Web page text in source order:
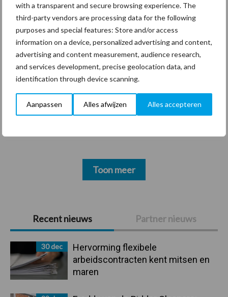
with a transparent and secure browsing experience. The
third-party vendors are processing data for the following
purposes and special features: Store and/or access
information on a device, personalized advertising and content,
advertising and content measurement, audience research,
and services development, precise geolocation data, and
identification through device scanning.
Aanpassen Alles afwijzen Alles accepteren
Primaire
Sidebar
Recent nieuws Partner nieuws
30 dec
Hervorming flexibele
arbeidscontracten kent mitsen en
maren
Thema's Vakpartners
Coronavirus UVC
Toon meer